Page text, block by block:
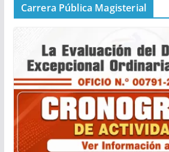
Carrera Pública Magisterial